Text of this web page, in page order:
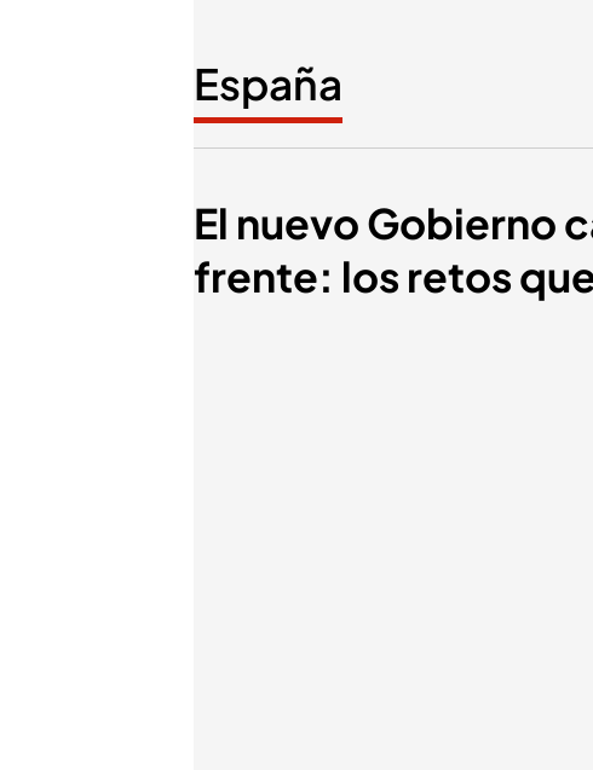
España
El nuevo Gobierno
frente: los retos